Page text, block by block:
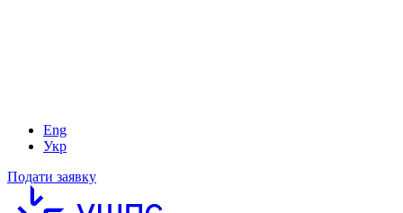
Eng
Укр
Подати заявку